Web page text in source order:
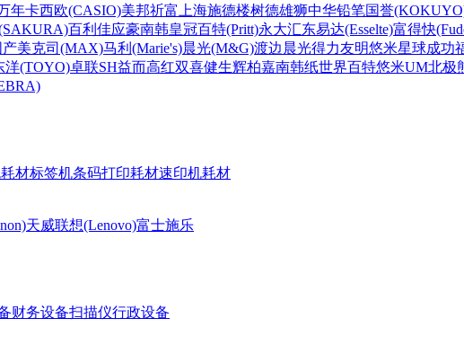
年卡西欧(CASIO)美邦祈富 上海施德楼树德雄狮中华铅笔国誉
百利佳应豪南韩皇冠百特(Pritt)永大汇东易达(Esselte)富得快
产美克司(MAX)马利(Marie's)晨光(M&G)渡边 晨光得力友明悠米星球成功
洋(TOYO)卓联SH益而高红双喜健生辉柏嘉南韩纸世界百特悠米UM北极
材标签机条码打印耗材速印机耗材
天威联想(Lenovo)富士施乐
财务设备扫描仪行政设备